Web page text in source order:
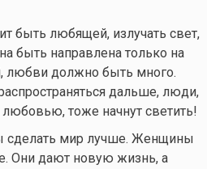
быть любящей, излучать свет,
быть направлена только на
любви должно быть много.
дальше, люди,
тоже начнут светить!
сделать мир лучше. Женщины
Они дают новую жизнь, а